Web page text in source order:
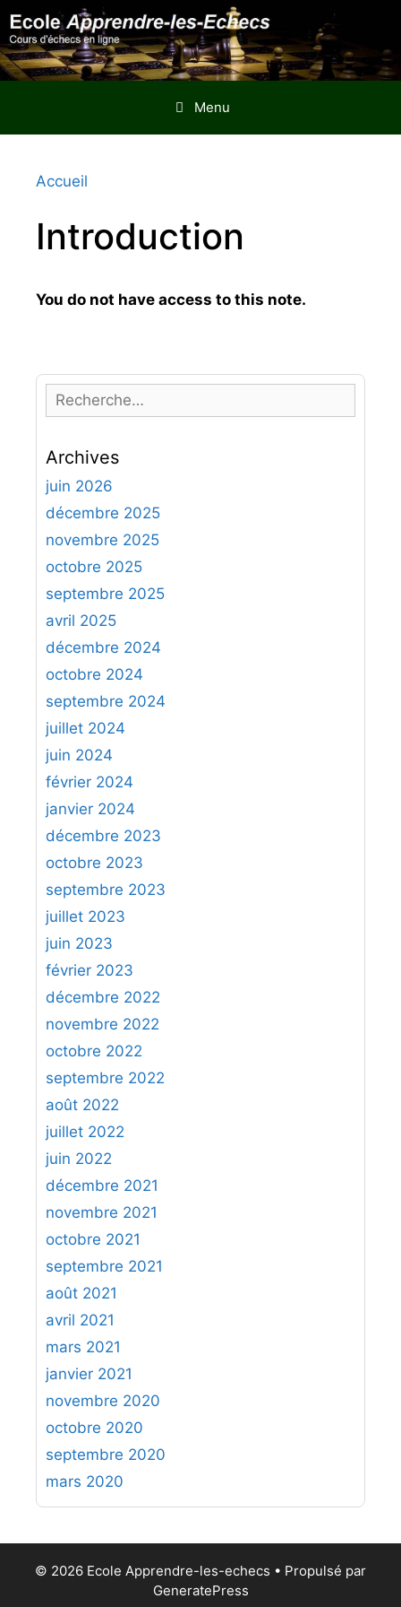
Aller
au
contenu
Menu
Accueil
Introduction
You do not have access to this note.
e
h
e
r
h
e
r
:
Archives
juin 2026
décembre 2025
novembre 2025
octobre 2025
septembre 2025
avril 2025
décembre 2024
octobre 2024
septembre 2024
juillet 2024
juin 2024
février 2024
janvier 2024
décembre 2023
octobre 2023
septembre 2023
juillet 2023
juin 2023
février 2023
décembre 2022
novembre 2022
octobre 2022
septembre 2022
août 2022
juillet 2022
juin 2022
décembre 2021
novembre 2021
octobre 2021
septembre 2021
août 2021
avril 2021
mars 2021
janvier 2021
novembre 2020
octobre 2020
septembre 2020
mars 2020
© 2026 Ecole Apprendre-les-echecs • Propulsé par
GeneratePress